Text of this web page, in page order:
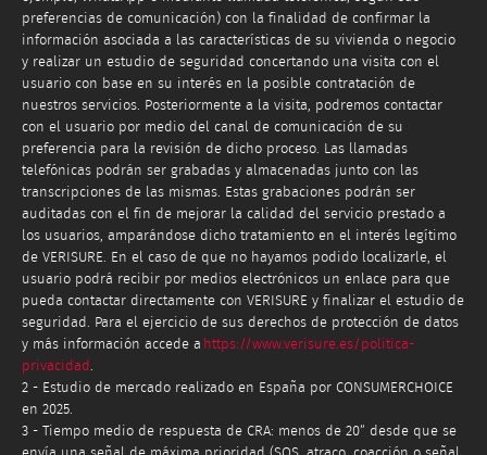
preferencias de comunicación) con la finalidad de confirmar la
información asociada a las características de su vivienda o negocio
y realizar un estudio de seguridad concertando una visita con el
usuario con base en su interés en la posible contratación de
nuestros servicios. Posteriormente a la visita, podremos contactar
con el usuario por medio del canal de comunicación de su
preferencia para la revisión de dicho proceso. Las llamadas
telefónicas podrán ser grabadas y almacenadas junto con las
transcripciones de las mismas. Estas grabaciones podrán ser
auditadas con el fin de mejorar la calidad del servicio prestado a
los usuarios, amparándose dicho tratamiento en el interés legítimo
de VERISURE. En el caso de que no hayamos podido localizarle, el
usuario podrá recibir por medios electrónicos un enlace para que
pueda contactar directamente con VERISURE y finalizar el estudio de
seguridad. Para el ejercicio de sus derechos de protección de datos
y más información accede a https://www.verisure.es/politica-
privacidad.
2 - Estudio de mercado realizado en España por CONSUMERCHOICE
en 2025.
3 - Tiempo medio de respuesta de CRA: menos de 20” desde que se